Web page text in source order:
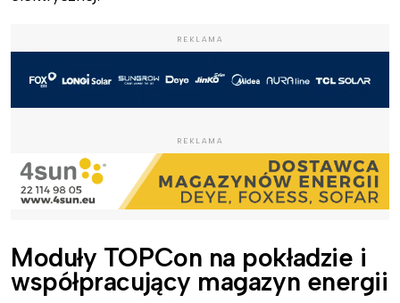
REKLAMA
REKLAMA
Moduły TOPCon na pokładzie i
współpracujący magazyn energii